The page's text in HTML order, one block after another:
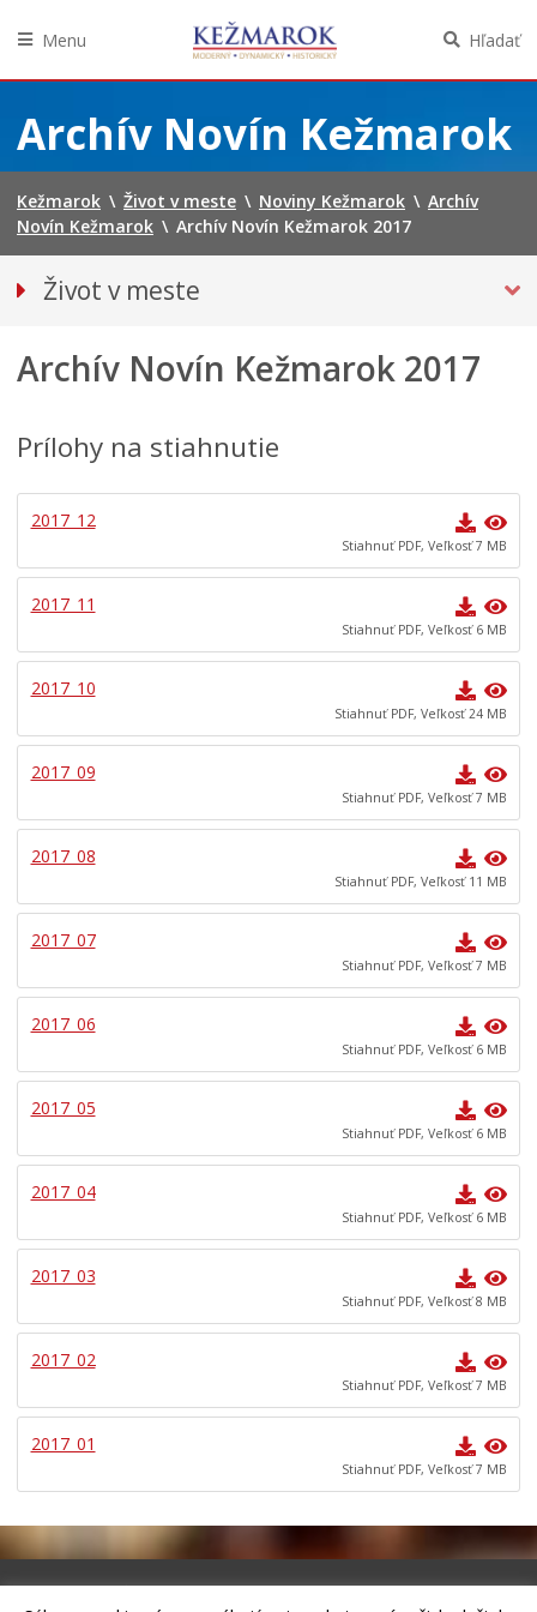
obsah
Menu Hľadať
Archív Novín Kežmarok
Kežmarok \ Život v meste \ Noviny Kežmarok \ Archív
Novín Kežmarok \ Archív Novín Kežmarok 2017
Život v meste
Pohotovostné kontakty
Mestská karta
NOVINY KEŽMAROK
Predajné trhy
Mestské kultúrne stredisko
Mestská knižnica
Kino Iskra
Letné kúpalisko
Verejnoprospešné služby mesta
Sociálne veci
Školstvo
Bývanie
Doprava
Vývoz odpadu
Civilná ochrana
O meste
Archív Novín Kežmarok 2017
Prílohy na stiahnutie
2017_12
Stiahnuť PDF, Veľkosť 7 MB
2017_11
Stiahnuť PDF, Veľkosť 6 MB
2017_10
Stiahnuť PDF, Veľkosť 24 MB
2017_09
Stiahnuť PDF, Veľkosť 7 MB
2017_08
Stiahnuť PDF, Veľkosť 11 MB
2017_07
Stiahnuť PDF, Veľkosť 7 MB
2017_06
Stiahnuť PDF, Veľkosť 6 MB
2017_05
Stiahnuť PDF, Veľkosť 6 MB
2017_04
Stiahnuť PDF, Veľkosť 6 MB
2017_03
Stiahnuť PDF, Veľkosť 8 MB
2017_02
Stiahnuť PDF, Veľkosť 7 MB
2017_01
Stiahnuť PDF, Veľkosť 7 MB